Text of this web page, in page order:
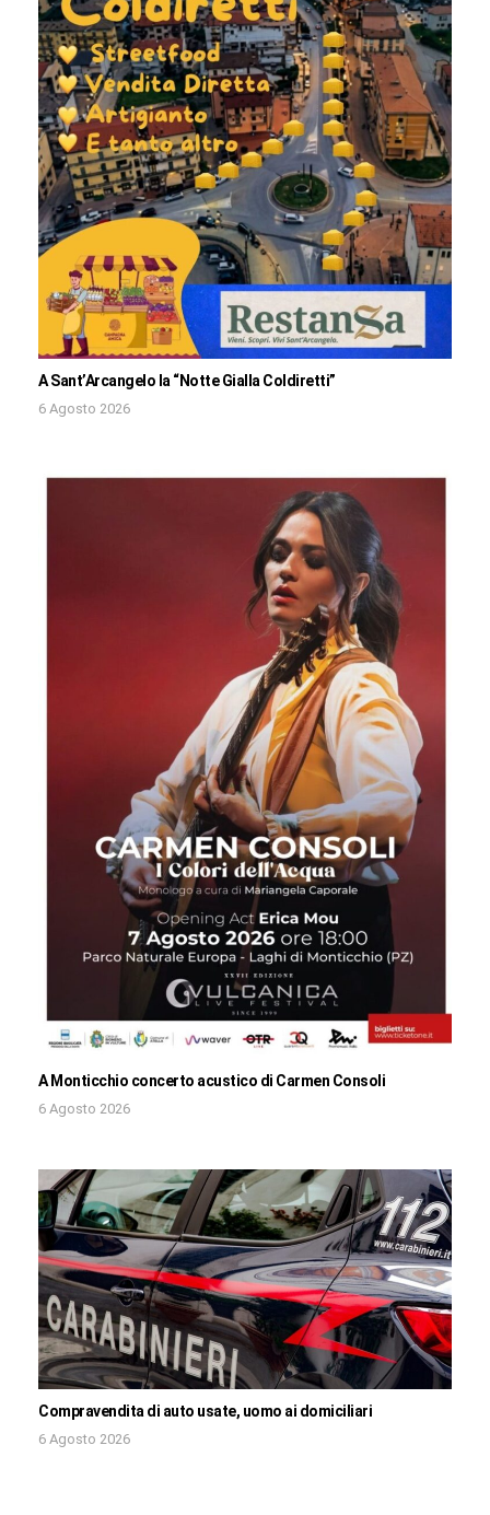
A Sant’Arcangelo la “Notte Gialla Coldiretti”
6 Agosto 2026
A Monticchio concerto acustico di Carmen Consoli
6 Agosto 2026
Compravendita di auto usate, uomo ai domiciliari
6 Agosto 2026